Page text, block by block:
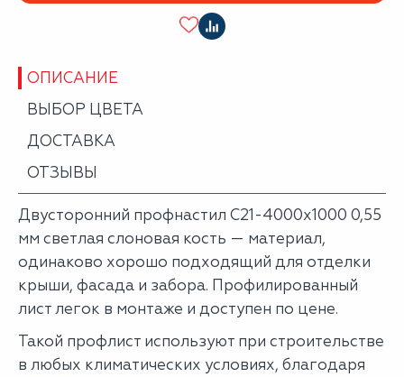
ОПИСАНИЕ
ВЫБОР ЦВЕТА
ДОСТАВКА
ОТЗЫВЫ
Двусторонний профнастил С21-4000х1000 0,55
мм светлая слоновая кость — материал,
одинаково хорошо подходящий для отделки
крыши, фасада и забора. Профилированный
лист легок в монтаже и доступен по цене.
Такой профлист используют при строительстве
в любых климатических условиях, благодаря